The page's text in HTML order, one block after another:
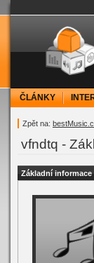
ČLÁNKY
Zpět na:
vfndtq -
Základní informace